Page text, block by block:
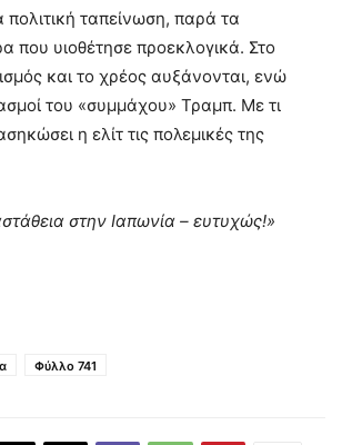
πολιτική ταπείνωση, παρά τα
που υιοθέτησε προεκλογικά. Στο
και το χρέος αυξάνονται, ενώ
του «συμμάχου» Τραμπ. Με τι
η ελίτ τις πολεμικές της
στην Ιαπωνία – ευτυχώς!»
Φύλλο 741